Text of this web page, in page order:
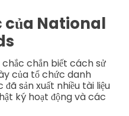
của National
chắn biết cách sử
của tổ chức danh
sản xuất nhiều tài liệu
ký hoạt động và các